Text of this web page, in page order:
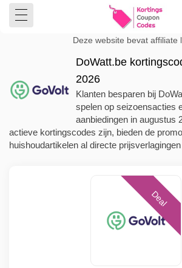
Deze website bevat affiliate
DoWatt.be
2026
Klanten besparen bij
spelen op seizoensacties
aanbiedingen in augustus
actieve kortingscodes zijn, bieden de
huishoudartikelen al directe
Deal